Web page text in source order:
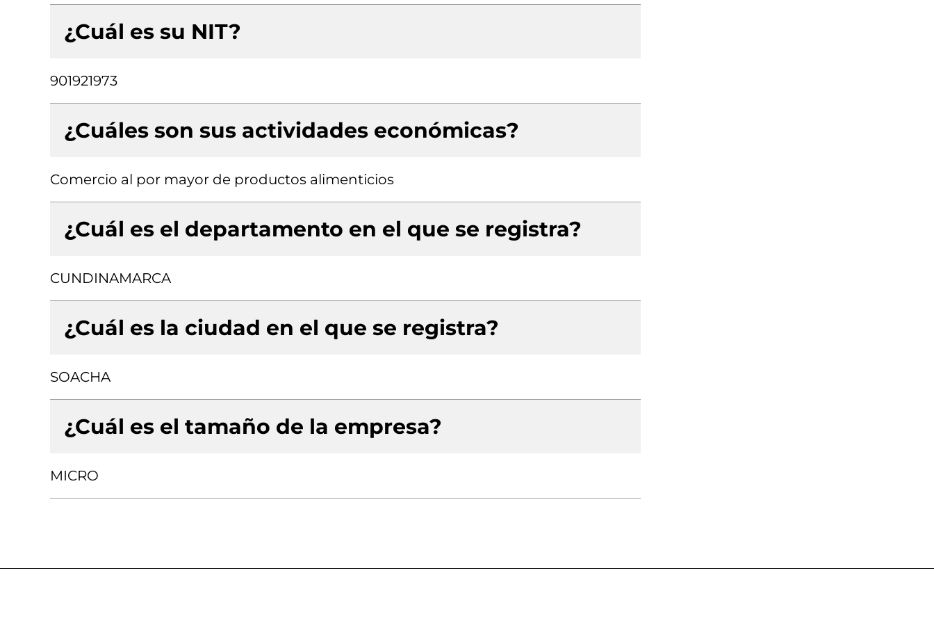
¿Cuál es su NIT?
901921973
¿Cuáles son sus actividades económicas?
Comercio al por mayor de productos alimenticios
¿Cuál es el departamento en el que se registra?
CUNDINAMARCA
¿Cuál es la ciudad en el que se registra?
SOACHA
¿Cuál es el tamaño de la empresa?
MICRO